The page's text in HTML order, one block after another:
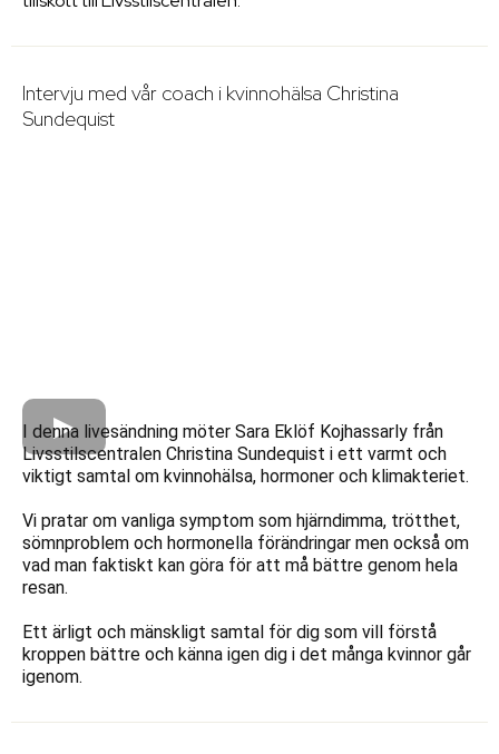
Intervju med vår coach i kvinnohälsa Christina
Sundequist
I denna livesändning möter Sara Eklöf Kojhassarly från
Livsstilscentralen Christina Sundequist i ett varmt och
viktigt samtal om kvinnohälsa, hormoner och klimakteriet.
Vi pratar om vanliga symptom som hjärndimma, trötthet,
sömnproblem och hormonella förändringar men också om
vad man faktiskt kan göra för att må bättre genom hela
resan.
Ett ärligt och mänskligt samtal för dig som vill förstå
kroppen bättre och känna igen dig i det många kvinnor går
igenom.